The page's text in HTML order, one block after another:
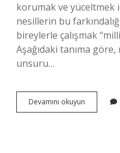
korumak ve yüceltmek
nesillerin bu
bireylerle çalışmak
Aşağıdaki tanıma
unsuru…
Devamını okuyun Milliyetçilik
Neden